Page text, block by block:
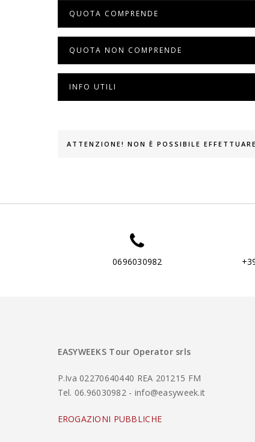
QUOTA COMPRENDE
QUOTA NON COMPRENDE
INFO UTILI
ATTENZIONE! NON È POSSIBILE
0696030982
EASYWEEKS Tour Operator srls
P.Iva 02270640440 REA 201215 FM
Tel. 06.96030982 - info@easyweek.it
EROGAZIONI PUBBLICHE